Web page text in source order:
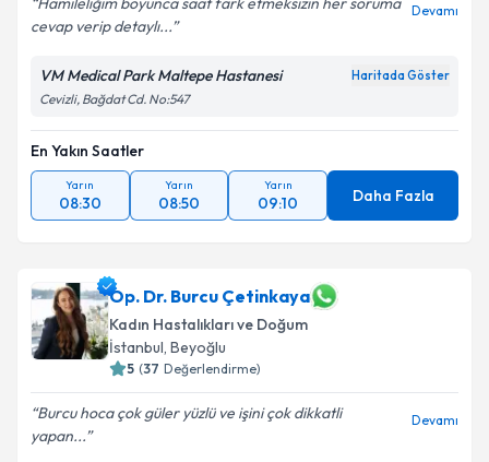
cevap verip detaylı...
Devamı
VM Medical Park Maltepe Hastanesi Haritada Göster
Cevizli, Bağdat Cd. No:547
En Yakın Saatler
Yarın
08:30
Yarın
08:50
Yarın
09:10 Daha Fazla
Op. Dr. Burcu Çetinkaya
Kadın Hastalıkları ve Doğum
İstanbul, Beyoğlu
5 (37 Değerlendirme)
Burcu hoca çok güler yüzlü ve işini çok dikkatli
yapan...
Devamı